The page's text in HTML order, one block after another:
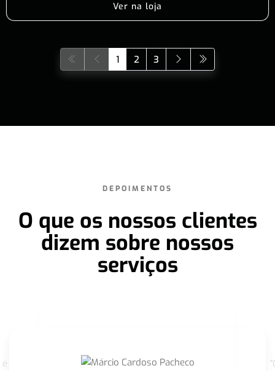
Ver na loja
1 2 3
DEPOIMENTOS
O que os nossos clientes
dizem sobre nossos
serviços